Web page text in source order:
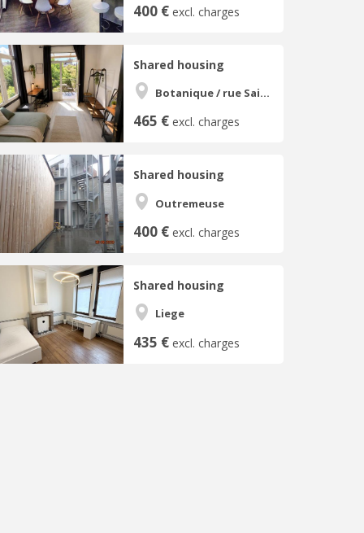
400 € excl. charges
Shared housing
Botanique / rue Saint-Gilles / Jonfosse
465 € excl. charges
Shared housing
Outremeuse
400 € excl. charges
Shared housing
Liege
435 € excl. charges